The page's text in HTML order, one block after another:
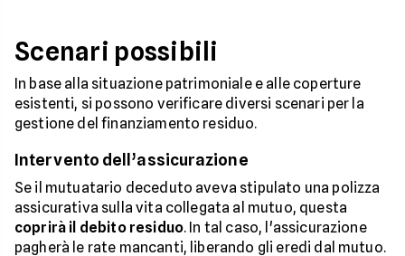
Scenari possibili
In base alla situazione patrimoniale e alle coperture
esistenti, si possono verificare diversi scenari per la
gestione del finanziamento residuo.
Intervento dell’assicurazione
Se il mutuatario deceduto aveva stipulato una polizza
assicurativa sulla vita collegata al mutuo, questa
coprirà il debito residuo. In tal caso, l'assicurazione
pagherà le rate mancanti, liberando gli eredi dal mutuo.